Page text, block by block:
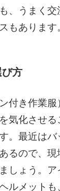
、うまく
もあります
方
付き作業服
気化させ
。最近は
るので、
しょう。
ルメット